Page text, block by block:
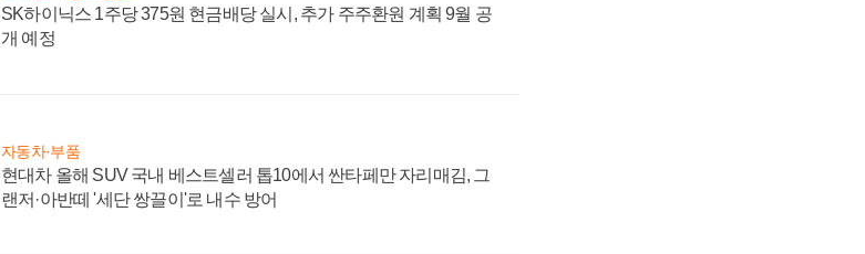
SK하이닉스 1주당 375원 현금배당 실시, 추가 주주환원 계획 9월 공
개 예정
자동차·부품
현대차 올해 SUV 국내 베스트셀러 톱10에서 싼타페만 자리매김, 그
랜저·아반떼 '세단 쌍끌이'로 내수 방어